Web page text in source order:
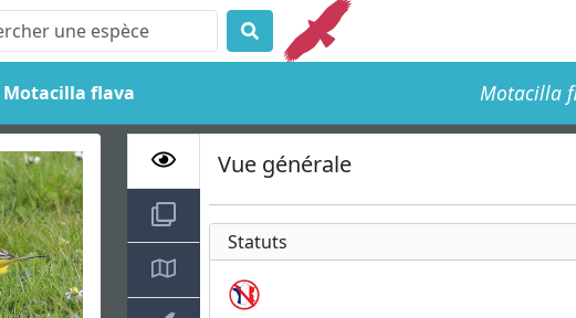
Motacilla flava Motacilla
Vue générale
Statuts